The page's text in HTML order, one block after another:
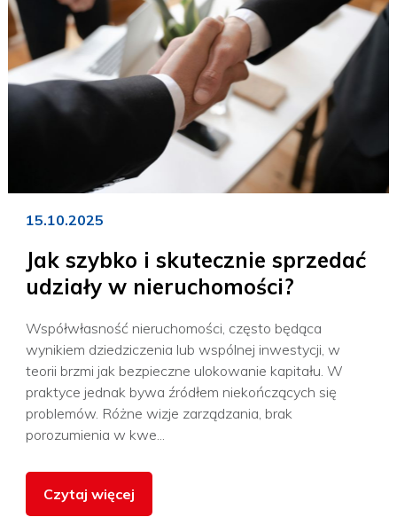
15.10.2025
Jak szybko i skutecznie sprzedać
udziały w nieruchomości?
Współwłasność nieruchomości, często będąca
wynikiem dziedziczenia lub wspólnej inwestycji, w
teorii brzmi jak bezpieczne ulokowanie kapitału. W
praktyce jednak bywa źródłem niekończących się
problemów. Różne wizje zarządzania, brak
porozumienia w kwe...
Czytaj więcej